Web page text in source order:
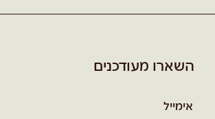
השארו מעודכנים
*